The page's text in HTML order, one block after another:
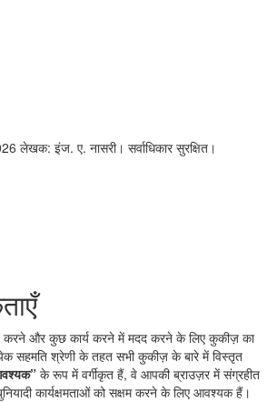
इंज. ए. नासरी। सर्वाधिकार सुरक्षित।
करने और कुछ कार्य करने में मदद करने के लिए कुकीज़ का
सहमति श्रेणी के तहत सभी कुकीज़ के बारे में विस्तृत
के रूप में वर्गीकृत हैं, वे आपकी ब्राउज़र में संग्रहीत
कार्यक्षमताओं को सक्षम करने के लिए आवश्यक हैं।